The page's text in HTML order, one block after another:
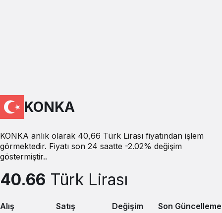
KONKA
KONKA anlık olarak 40,66 Türk Lirası fiyatından işlem
görmektedir. Fiyatı son 24 saatte -2.02% değişim
göstermiştir..
40.66 Türk Lirası
Alış
Satış
Değişim
Son Güncelleme